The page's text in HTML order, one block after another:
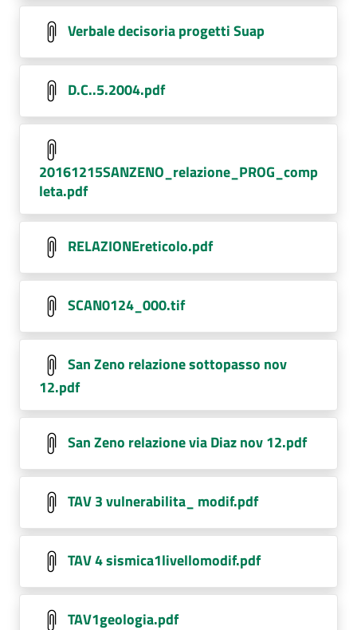
Verbale decisoria progetti Suap
D.C..5.2004.pdf
20161215SANZENO_relazione_PROG_comp
leta.pdf
RELAZIONEreticolo.pdf
SCAN0124_000.tif
San Zeno relazione sottopasso nov
12.pdf
San Zeno relazione via Diaz nov 12.pdf
TAV 3 vulnerabilita_ modif.pdf
TAV 4 sismica1livellomodif.pdf
TAV1geologia.pdf